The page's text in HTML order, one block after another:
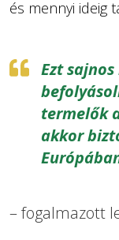
és mennyi ideig
Ezt
termelők
akkor
– fogalmazott